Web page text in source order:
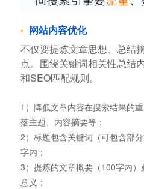
网站内容优化
不仅要提炼文章思想、总结
点。围绕关键词相关性总结
和SEO匹配规则。
1）降低文章内容在搜索结果的
落主题、内容摘要等；
2）标题包含关键词（可包含部
字内；
3）提炼的文章概要（100字内
意义；